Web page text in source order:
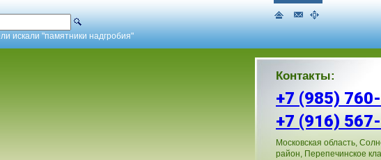
искали "памятники надгробия"
Контакты:
+7 (985)
+7 (916)
Московская область,
район, Перепечинское